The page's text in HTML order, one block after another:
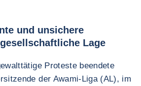
und unsichere
Lage
Proteste beendete
der Awami-Liga (AL), im